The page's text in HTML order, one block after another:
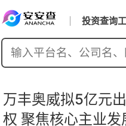
投资查询
万丰奥威拟5亿元
权 聚焦核心主业发